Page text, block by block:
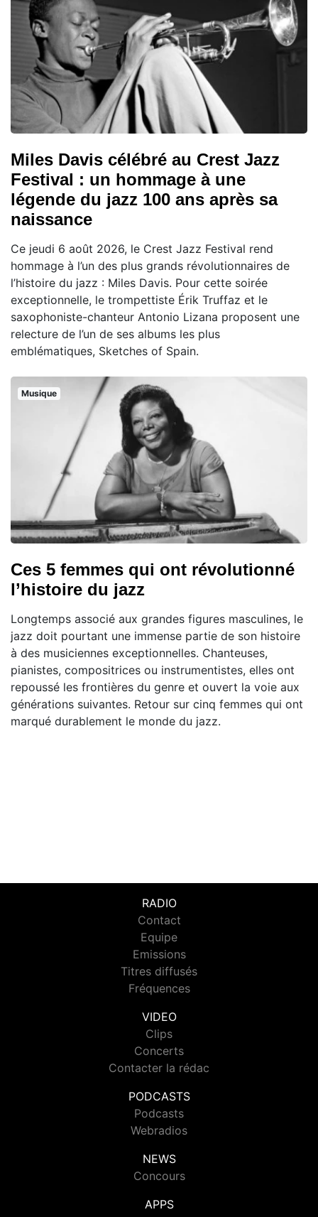
Miles Davis célébré au Crest Jazz
Festival : un hommage à une
légende du jazz 100 ans après sa
naissance
Ce jeudi 6 août 2026, le Crest Jazz Festival rend
hommage à l’un des plus grands révolutionnaires de
l’histoire du jazz : Miles Davis. Pour cette soirée
exceptionnelle, le trompettiste Érik Truffaz et le
saxophoniste-chanteur Antonio Lizana proposent une
relecture de l’un de ses albums les plus
emblématiques, Sketches of Spain.
Musique
Ces 5 femmes qui ont révolutionné
l’histoire du jazz
Longtemps associé aux grandes figures masculines, le
jazz doit pourtant une immense partie de son histoire
à des musiciennes exceptionnelles. Chanteuses,
pianistes, compositrices ou instrumentistes, elles ont
repoussé les frontières du genre et ouvert la voie aux
générations suivantes. Retour sur cinq femmes qui ont
marqué durablement le monde du jazz.
RADIO
Contact
Equipe
Emissions
Titres diffusés
Fréquences
VIDEO
Clips
Concerts
Contacter la rédac
PODCASTS
Podcasts
Webradios
NEWS
Concours
APPS